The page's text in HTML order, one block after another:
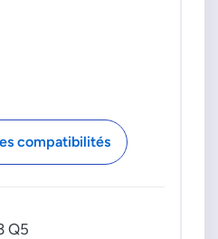
compatibilités
Q5